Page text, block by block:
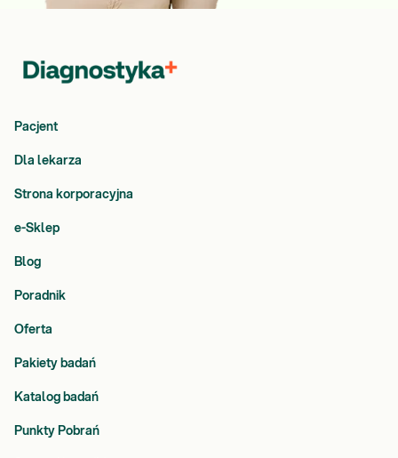
Pacjent
Dla lekarza
Strona korporacyjna
e-Sklep
Blog
Poradnik
Oferta
Pakiety badań
Katalog badań
Punkty Pobrań